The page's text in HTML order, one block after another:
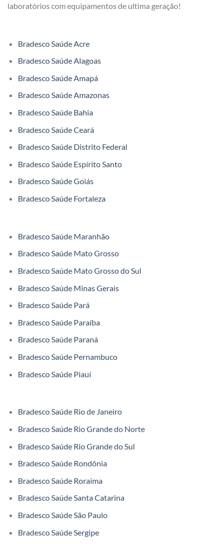
laboratórios com equipamentos de ultima geração!
Bradesco Saúde Acre
Bradesco Saúde Alagoas
Bradesco Saúde Amapá
Bradesco Saúde Amazonas
Bradesco Saúde Bahia
Bradesco Saúde Ceará
Bradesco Saúde Distrito Federal
Bradesco Saúde Espírito Santo
Bradesco Saúde Goiás
Bradesco Saúde Fortaleza
Bradesco Saúde Maranhão
Bradesco Saúde Mato Grosso
Bradesco Saúde Mato Grosso do Sul
Bradesco Saúde Minas Gerais
Bradesco Saúde Pará
Bradesco Saúde Paraíba
Bradesco Saúde Paraná
Bradesco Saúde Pernambuco
Bradesco Saúde Piauí
Bradesco Saúde Rio de Janeiro
Bradesco Saúde Rio Grande do Norte
Bradesco Saúde Rio Grande do Sul
Bradesco Saúde Rondônia
Bradesco Saúde Roraima
Bradesco Saúde Santa Catarina
Bradesco Saúde São Paulo
Bradesco Saúde Sergipe